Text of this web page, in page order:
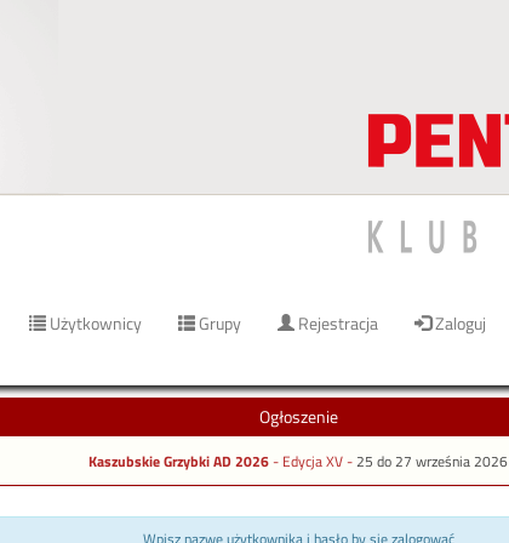
Użytkownicy Grupy Rejestracja Zaloguj
Ogłoszenie
Kaszubskie Grzybki AD 2026- Edycja XV -25 do 27 września 2026